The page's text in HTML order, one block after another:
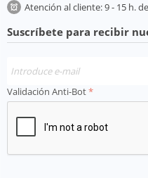
Atención al cliente: 9 - 15 h.
Suscríbete para recibir
Validación Anti-Bot